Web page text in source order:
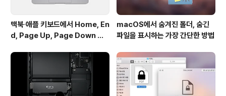
맥북∙애플 키보드에서 Home, En
d, Page Up, Page Down 키
macOS에서 숨겨진 폴더, 숨긴
파일을 표시하는 가장 간단한 방법